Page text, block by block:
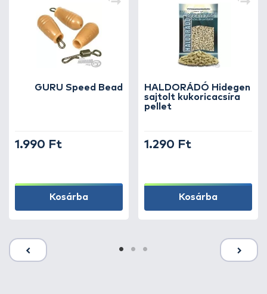
GURU Speed Bead
1.990 Ft
Kosárba
HALDORÁDÓ Hidegen
sajtolt kukoricacsíra
pellet
1.290 Ft
Kosárba